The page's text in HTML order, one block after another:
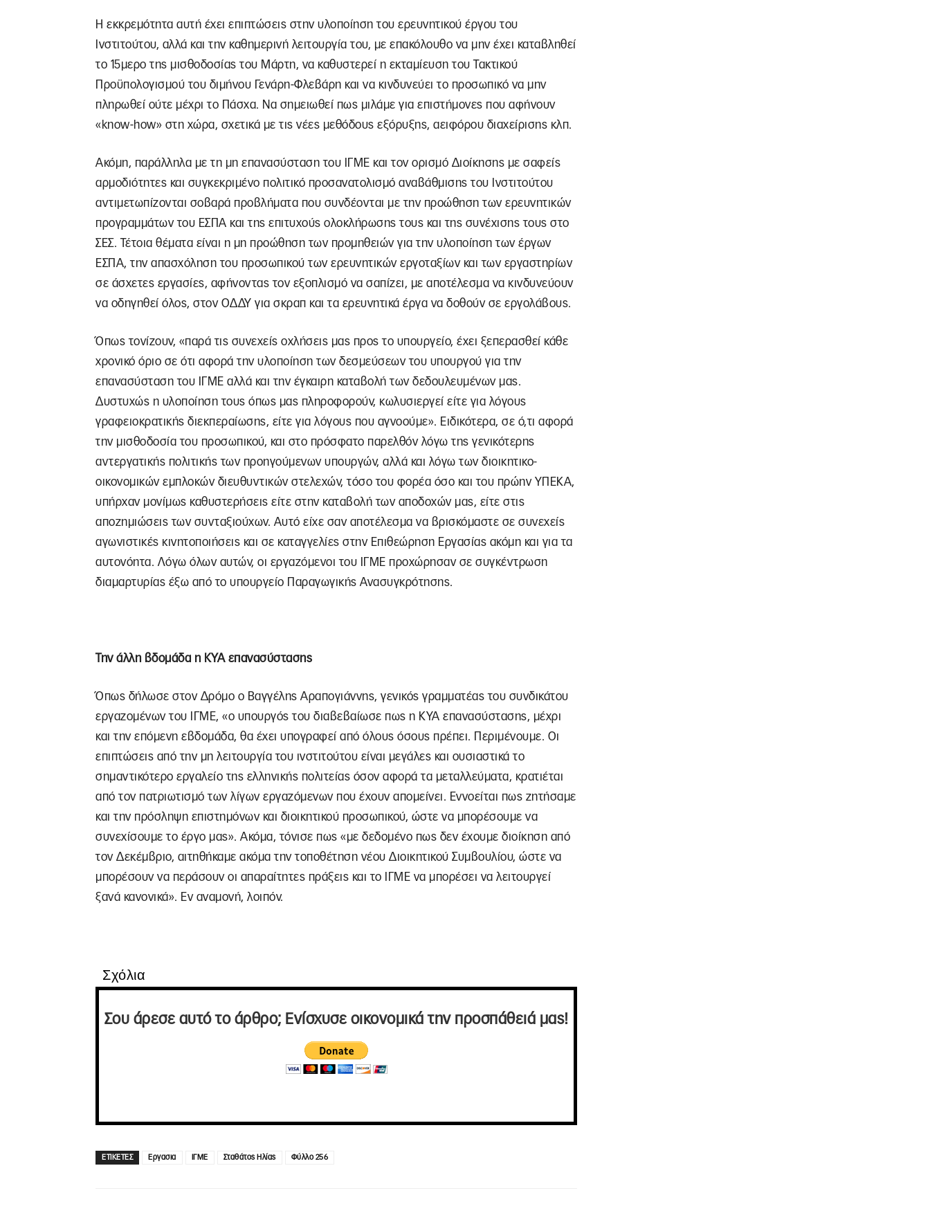
Η εκκρεμότητα αυτή έχει επιπτώσεις στην υλοποίηση του ερευνητικού έργου του
Ινστιτούτου, αλλά και την καθημερινή λειτουργία του, με επακόλουθο να μην έχει καταβληθεί
το 15μερο της μισθοδοσίας του Μάρτη, να καθυστερεί η εκταμίευση του Τακτικού
Προϋπολογισμού του διμήνου Γενάρη-Φλεβάρη και να κινδυνεύει το προσωπικό να μην
πληρωθεί ούτε μέχρι το Πάσχα. Να σημειωθεί πως μιλάμε για επιστήμονες που αφήνουν
«know-how» στη χώρα, σχετικά με τις νέες μεθόδους εξόρυξης, αειφόρου διαχείρισης κλπ.
Ακόμη, παράλληλα με τη μη επανασύσταση του ΙΓΜΕ και τον ορισμό Διοίκησης με σαφείς
αρμοδιότητες και συγκεκριμένο πολιτικό προσανατολισμό αναβάθμισης του Ινστιτούτου
αντιμετωπίζονται σοβαρά προβλήματα που συνδέονται με την προώθηση των ερευνητικών
προγραμμάτων του ΕΣΠΑ και της επιτυχούς ολοκλήρωσης τους και της συνέχισης τους στο
ΣΕΣ. Τέτοια θέματα είναι η μη προώθηση των προμηθειών για την υλοποίηση των έργων
ΕΣΠΑ, την απασχόληση του προσωπικού των ερευνητικών εργοταξίων και των εργαστηρίων
σε άσχετες εργασίες, αφήνοντας τον εξοπλισμό να σαπίζει, με αποτέλεσμα να κινδυνεύουν
να οδηγηθεί όλος, στον ΟΔΔΥ για σκραπ και τα ερευνητικά έργα να δοθούν σε εργολάβους.
Όπως τονίζουν, «παρά τις συνεχείς οχλήσεις μας προς το υπουργείο, έχει ξεπερασθεί κάθε
χρονικό όριο σε ότι αφορά την υλοποίηση των δεσμεύσεων του υπουργού για την
επανασύσταση του ΙΓΜΕ αλλά και την έγκαιρη καταβολή των δεδουλευμένων μας.
Δυστυχώς η υλοποίηση τους όπως μας πληροφορούν, κωλυσιεργεί είτε για λόγους
γραφειοκρατικής διεκπεραίωσης, είτε για λόγους που αγνοούμε». Ειδικότερα, σε ό,τι αφορά
την μισθοδοσία του προσωπικού, και στο πρόσφατο παρελθόν λόγω της γενικότερης
αντεργατικής πολιτικής των προηγούμενων υπουργών, αλλά και λόγω των διοικητικο-
οικονομικών εμπλοκών διευθυντικών στελεχών, τόσο του φορέα όσο και του πρώην ΥΠΕΚΑ,
υπήρχαν μονίμως καθυστερήσεις είτε στην καταβολή των αποδοχών μας, είτε στις
αποζημιώσεις των συνταξιούχων. Αυτό είχε σαν αποτέλεσμα να βρισκόμαστε σε συνεχείς
αγωνιστικές κινητοποιήσεις και σε καταγγελίες στην Επιθεώρηση Εργασίας ακόμη και για τα
αυτονόητα. Λόγω όλων αυτών, οι εργαζόμενοι του ΙΓΜΕ προχώρησαν σε συγκέντρωση
διαμαρτυρίας έξω από το υπουργείο Παραγωγικής Ανασυγκρότησης.
Την άλλη βδομάδα η ΚΥΑ επανασύστασης
Όπως δήλωσε στον Δρόμο ο Βαγγέλης Αραπογιάννης, γενικός γραμματέας του συνδικάτου
εργαζομένων του ΙΓΜΕ, «ο υπουργός του διαβεβαίωσε πως η ΚΥΑ επανασύστασης, μέχρι
και την επόμενη εβδομάδα, θα έχει υπογραφεί από όλους όσους πρέπει. Περιμένουμε. Οι
επιπτώσεις από την μη λειτουργία του ινστιτούτου είναι μεγάλες και ουσιαστικά το
σημαντικότερο εργαλείο της ελληνικής πολιτείας όσον αφορά τα μεταλλεύματα, κρατιέται
από τον πατριωτισμό των λίγων εργαζόμενων που έχουν απομείνει. Εννοείται πως ζητήσαμε
και την πρόσληψη επιστημόνων και διοικητικού προσωπικού, ώστε να μπορέσουμε να
συνεχίσουμε το έργο μας». Ακόμα, τόνισε πως «με δεδομένο πως δεν έχουμε διοίκηση από
τον Δεκέμβριο, αιτηθήκαμε ακόμα την τοποθέτηση νέου Διοικητικού Συμβουλίου, ώστε να
μπορέσουν να περάσουν οι απαραίτητες πράξεις και το ΙΓΜΕ να μπορέσει να λειτουργεί
ξανά κανονικά». Εν αναμονή, λοιπόν.
Σχόλια
Σου άρεσε αυτό το άρθρο; Ενίσχυσε οικονομικά την προσπάθειά μας!
ΕΤΙΚΕΤΕΣ Εργασια ΙΓΜΕ Σταθάτος Ηλίας Φύλλο 256